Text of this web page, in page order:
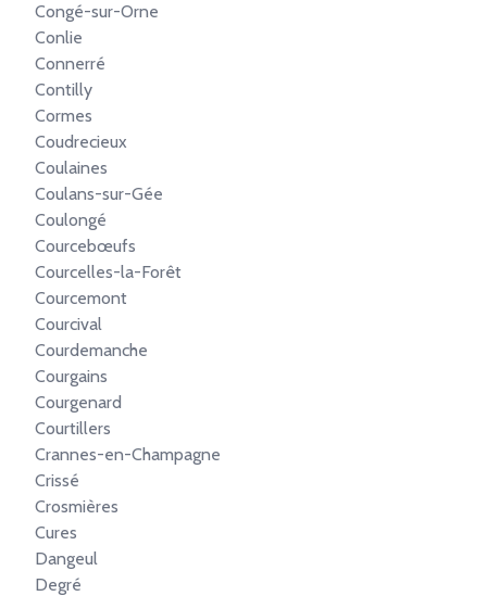
Congé-sur-Orne
Conlie
Connerré
Contilly
Cormes
Coudrecieux
Coulaines
Coulans-sur-Gée
Coulongé
Courcebœufs
Courcelles-la-Forêt
Courcemont
Courcival
Courdemanche
Courgains
Courgenard
Courtillers
Crannes-en-Champagne
Crissé
Crosmières
Cures
Dangeul
Degré